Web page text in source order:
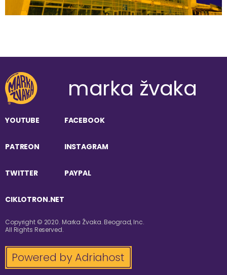
marka žvaka
YOUTUBE FACEBOOK
PATREON INSTAGRAM
TWITTER PAYPAL
CIKLOTRON.NET
Copyright © 2020. Marka Žvaka. Beograd, Inc.
All Rights Reserved.